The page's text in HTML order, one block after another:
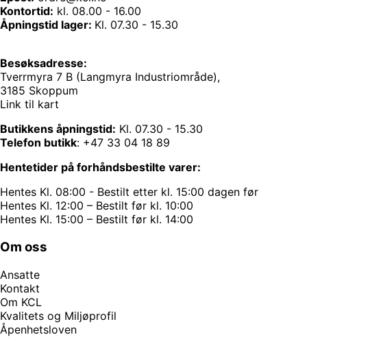
Kontortid: kl. 08.00 - 16.00
Åpningstid lager: Kl. 07.30 - 15.30
Besøksadresse:
Tverrmyra 7 B (Langmyra Industriområde),
3185 Skoppum
Link til kart
Butikkens åpningstid: Kl. 07.30 - 15.30
Telefon butikk: +47 33 04 18 89
Hentetider på forhåndsbestilte varer:
Hentes Kl. 08:00 - Bestilt etter kl. 15:00 dagen før
Hentes Kl. 12:00 – Bestilt før kl. 10:00
Hentes Kl. 15:00 – Bestilt før kl. 14:00
Om oss
Ansatte
Kontakt
Om KCL
Kvalitets og Miljøprofil
Åpenhetsloven